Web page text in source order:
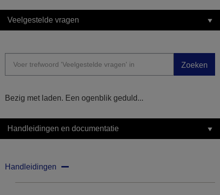
Veelgestelde vragen
Zoeken
Bezig met laden. Een ogenblik geduld...
Handleidingen en documentatie
Handleidingen